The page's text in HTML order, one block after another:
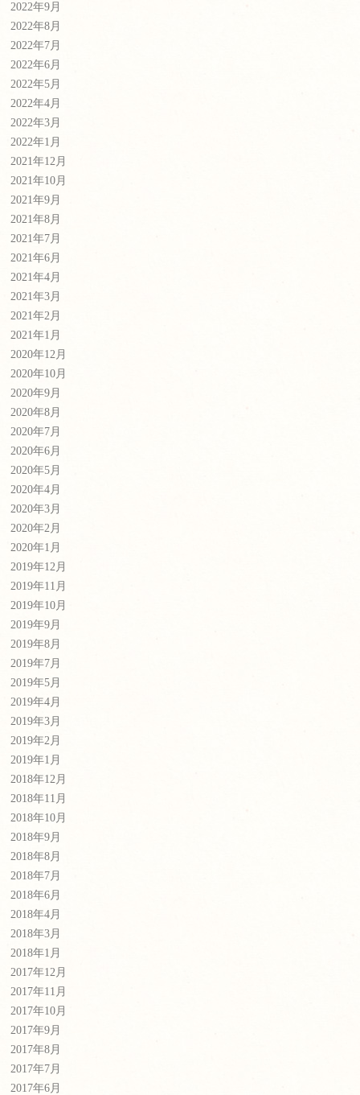
2022年9月
2022年8月
2022年7月
2022年6月
2022年5月
2022年4月
2022年3月
2022年1月
2021年12月
2021年10月
2021年9月
2021年8月
2021年7月
2021年6月
2021年4月
2021年3月
2021年2月
2021年1月
2020年12月
2020年10月
2020年9月
2020年8月
2020年7月
2020年6月
2020年5月
2020年4月
2020年3月
2020年2月
2020年1月
2019年12月
2019年11月
2019年10月
2019年9月
2019年8月
2019年7月
2019年5月
2019年4月
2019年3月
2019年2月
2019年1月
2018年12月
2018年11月
2018年10月
2018年9月
2018年8月
2018年7月
2018年6月
2018年4月
2018年3月
2018年1月
2017年12月
2017年11月
2017年10月
2017年9月
2017年8月
2017年7月
2017年6月